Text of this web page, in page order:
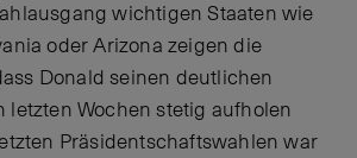
wichtigen Staaten wie
oder Arizona zeigen die
Donald seinen deutlichen
letzten Wochen stetig aufholen
Präsidentschaftswahlen war